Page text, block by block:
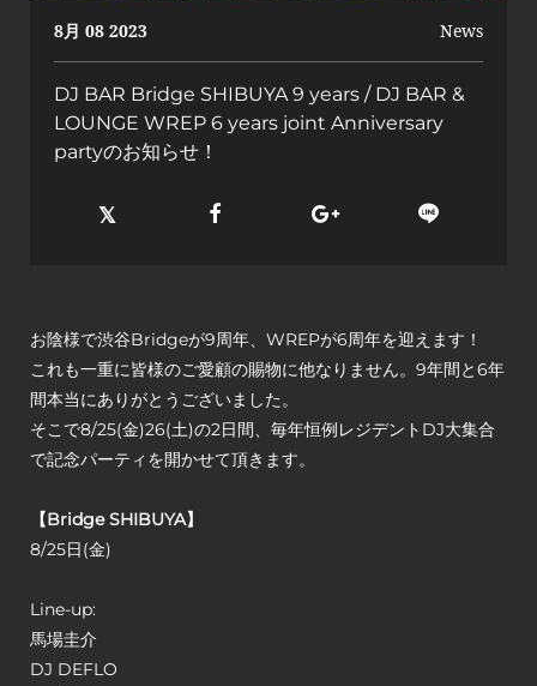
8月 08 2023 News
DJ BAR Bridge SHIBUYA 9 years / DJ BAR &
LOUNGE WREP 6 years joint Anniversary
partyのお知らせ！
お陰様で渋谷Bridgeが9周年、WREPが6周年を迎えます！
これも一重に皆様のご愛顧の賜物に他なりません。9年間と6年
間本当にありがとうございました。
そこで8/25(金)26(土)の2日間、毎年恒例レジデントDJ大集合
で記念パーティを開かせて頂きます。
【Bridge SHIBUYA】
8/25日(金)
Line-up:
馬場圭介
DJ DEFLO